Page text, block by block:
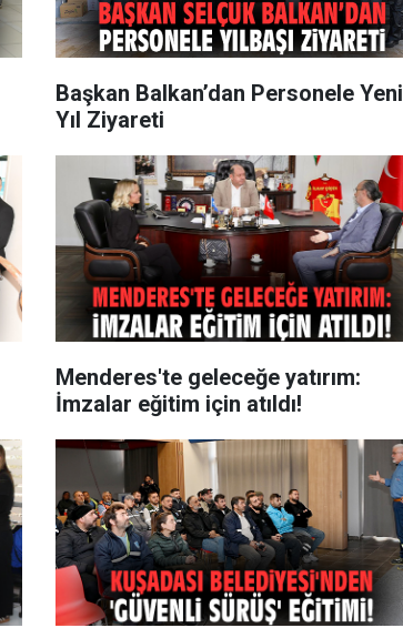
Başkan Balkan’dan Personele Yeni
Yıl Ziyareti
Menderes'te geleceğe yatırım:
İmzalar eğitim için atıldı!